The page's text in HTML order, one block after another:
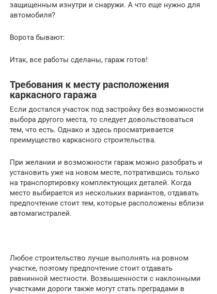
защищенным изнутри и снаружи. А что еще нужно для
автомобиля?
Ворота бывают:
Итак, все работы сделаны, гараж готов!
Требования к месту расположения
каркасного гаража
Если достался участок под застройку без возможности
выбора другого места, то следует довольствоваться
тем, что есть. Однако и здесь просматривается
преимущество каркасного строительства.
При желании и возможности гараж можно разобрать и
установить уже на новом месте, потратившись только
на транспортировку комплектующих деталей. Когда
место выбирается из нескольких вариантов, отдавать
предпочтение стоит тем, которые расположены вблизи
автомагистралей.
Любое строительство лучше выполнять на ровном
участке, поэтому предпочтение стоит отдавать
равнинной местности. Возвышенности с наклонными
участками дороги также могут стать преградами в